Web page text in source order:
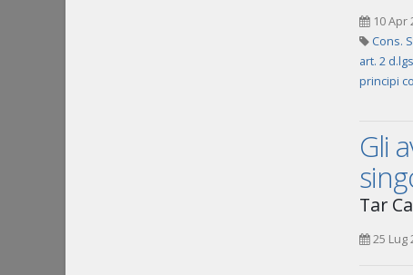
10 Apr
Cons.
art. 2
principi
Gli
Tar
25 Lug